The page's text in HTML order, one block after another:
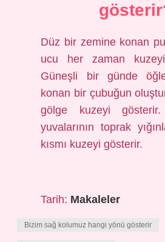
Düz bir zemine konan
ucu her zaman
Güneşli bir günde
konan bir çubuğun
gölge kuzeyi
yuvalarının toprak
kısmı kuzeyi gösterir.
Tarih: Makaleler
Bizim sağ kolumuz hangi yönü gösterir